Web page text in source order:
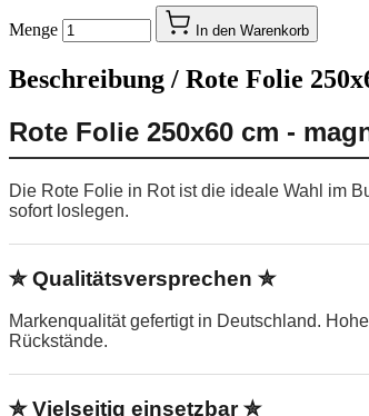
Menge In den Warenkorb
Beschreibung / Rote Folie
Rote Folie 250x60 cm -
Die Rote Folie in Rot ist die ideale Wahl im
sofort loslegen.
✮ Qualitätsversprechen ✮
Markenqualität gefertigt in Deutschland.
Rückstände.
✮ Vielseitig einsetzbar ✮